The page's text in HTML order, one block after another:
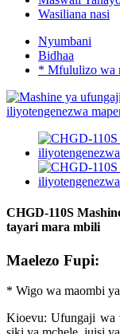
Wasiliana nasi
Nyumbani
Bidhaa
* Mfululizo wa
CHGD-110S
tayari mara mbili
Maelezo Fupi:
* Wigo wa maombi
Kioevu: Ufungaji wa